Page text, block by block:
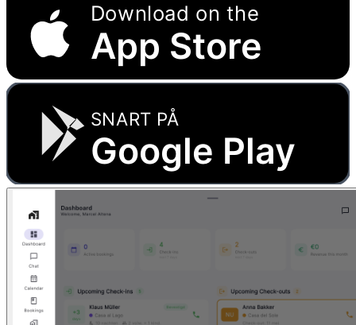
Download on the
App Store
SNART PÅ
Google Play